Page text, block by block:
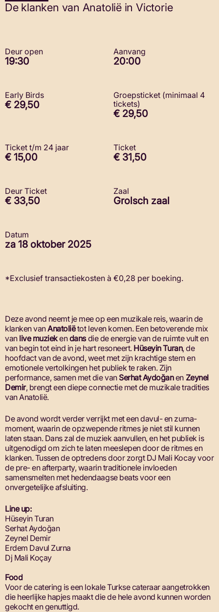
De klanken van Anatolië in Victorie
Deur open
19:30
Aanvang
20:00
Early Birds
€ 29,50
Groepsticket (minimaal 4
tickets)
€ 29,50
Ticket t/m 24 jaar
€ 15,00
Ticket
€ 31,50
Deur Ticket
€ 33,50
Zaal
Grolsch zaal
Datum
za 18 oktober 2025
*Exclusief transactiekosten à €0,28 per boeking.
Deze avond neemt je mee op een muzikale reis, waarin de
klanken vanAnatoliëtot leven komen. Een betoverende mix
van live muziekendansdie de energie van de ruimte vult en
van begin tot eind in je hart resoneert. Hüseyin Turan, de
hoofdact van de avond, weet met zijn krachtige stem en
emotionele vertolkingen het publiek te raken. Zijn
performance, samen met die van Serhat Aydoğanen Zeynel
Demir, brengt een diepe connectie met de muzikale tradities
van Anatolië.
De avond wordt verder verrijkt met een davul- en zurna-
moment, waarin de opzwepende ritmes je niet stil kunnen
laten staan. Dans zal de muziek aanvullen, en het publiek is
uitgenodigd om zich te laten meeslepen door de ritmes en
klanken. Tussen de optredens door zorgt DJ Mali Kocay voor
de pre- en afterparty, waarin traditionele invloeden
samensmelten met hedendaagse beats voor een
onvergetelijke afsluiting.
Line up:
Hüseyin Turan
Serhat Aydoğan
Zeynel Demir
Erdem Davul Zurna
Dj Mali Koçay
Food
Voor de catering is een lokale Turkse cateraar aangetrokken
die heerlijke hapjes maakt die de hele avond kunnen worden
gekocht en genuttigd.